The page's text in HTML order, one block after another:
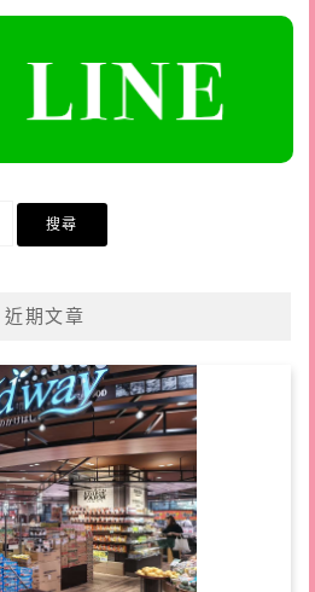
近期文章